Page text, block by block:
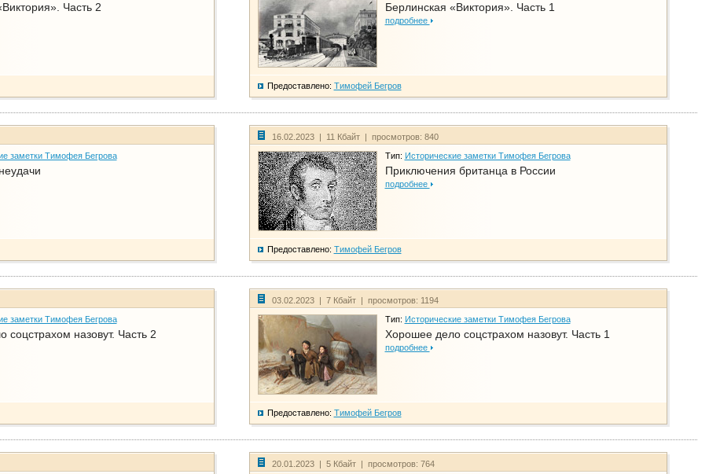
Часть 2 Берлинская «Виктория». Часть 1
подробнее
Предоставлено: Тимофей Бегров
заметки Тимофея Бегрова
16.02.2023 | 11 Кбайт | просмотров: 840
Тип: Исторические заметки Тимофея Бегрова
Приключения британца в России
подробнее
Предоставлено: Тимофей Бегров
заметки Тимофея Бегрова
соцстрахом назовут. Часть 2
03.02.2023 | 7 Кбайт | просмотров: 1194
Тип: Исторические заметки Тимофея Бегрова
Хорошее дело соцстрахом назовут. Часть 1
подробнее
Предоставлено: Тимофей Бегров
20.01.2023 | 5 Кбайт | просмотров: 764